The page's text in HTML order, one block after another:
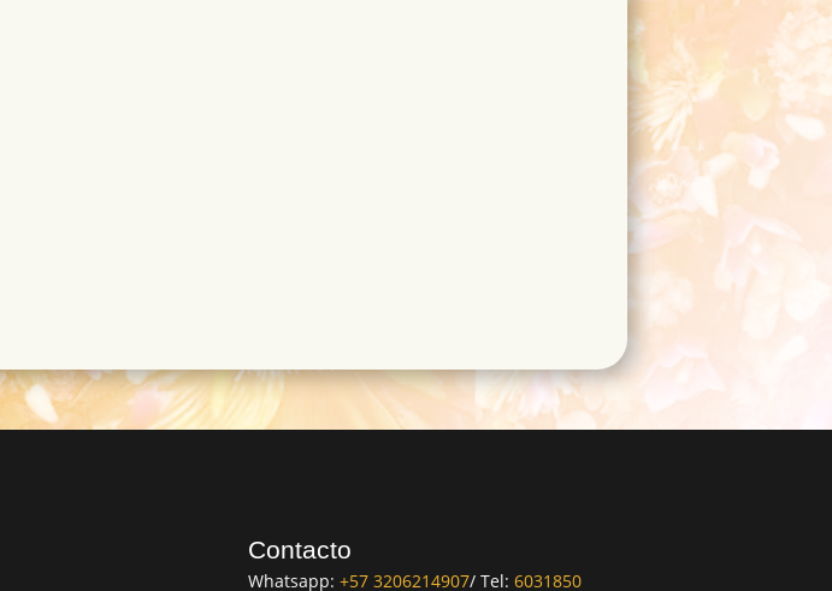
Contacto
Whatsapp:+57 3206214907/ Tel:6031850